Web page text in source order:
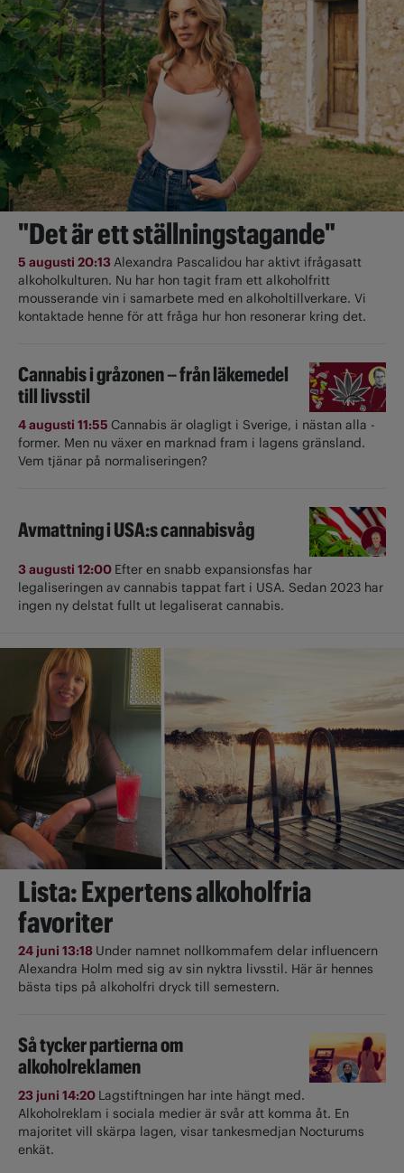
"Det är ett ställningstagande"
5 augusti 20:13Alexandra Pascalidou har aktivt ifrågasatt
alkoholkulturen. Nu har hon tagit fram ett alkoholfritt
mousserande vin i samarbete med en alkoholtillverkare. Vi
kontaktade henne för att fråga hur hon resonerar kring det.
Cannabis i gråzonen – från läkemedel
till livsstil
4 augusti 11:55 Cannabis är olagligt i ­Sverige, i nästan alla ­
former. Men nu växer en marknad fram i lagens gränsland.
Vem tjänar på normaliseringen?
Avmattning i USA:s cannabisvåg
3 augusti 12:00 Efter en snabb expansionsfas har
legaliseringen av cannabis tappat fart i USA. Sedan 2023 har
ingen ny delstat fullt ut ­legaliserat cannabis.
Lista: Expertens alkoholfria
favoriter
24 juni 13:18 Under namnet nollkommafem delar influencern
Alexandra Holm med sig av sin nyktra livsstil. Här är hennes
bästa tips på alkoholfri dryck till semestern.
Så tycker partierna om
alkoholreklamen
23 juni 14:20 Lagstiftningen har inte hängt med.
Alkoholreklam i sociala medier är svår att komma åt. En
majoritet vill skärpa lagen, visar tankesmedjan Nocturums
enkät.